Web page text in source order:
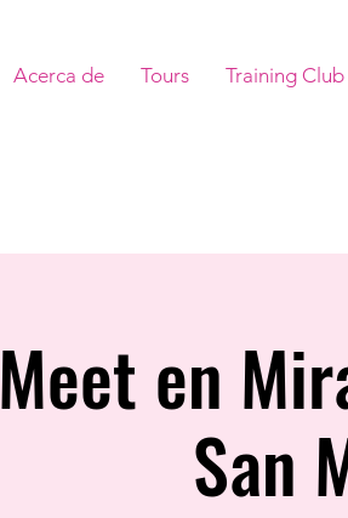
Acerca de Tours Training Club
Meet en
San